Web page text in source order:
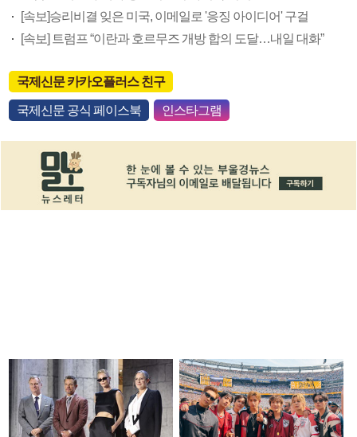
[속보]승리비결 잊은 미국, 이메일로 '응징 아이디어' 구걸
[속보] 트럼프 “이란과 호르무즈 개방 합의 도달…내일 대화”
국제신문 카카오플러스 친구
국제신문 공식 페이스북 인스타그램